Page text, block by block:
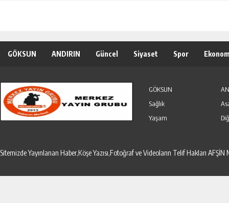
GÖKSUN ANDIRIN Güncel Siyaset Spor
GÖKSUN
Sağlık
Yaşam
Sitemizde Yayınlanan Haber,Köşe Yazısı,Fotoğraf ve Videoların Telif Hakları